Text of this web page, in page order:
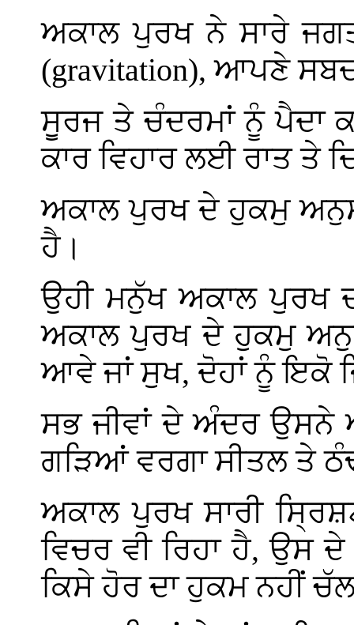
ਅਕਾਲ ਪੁਰਖ ਨੇ ਸਾਰੇ
(gravitation), ਆਪਣੇ
ਸੂਰਜ ਤੇ ਚੰਦਰਮਾਂ ਨੂੰ ਪੈਦਾ
ਕਾਰ ਵਿਹਾਰ ਲਈ ਰਾਤ ਤੇ
ਅਕਾਲ ਪੁਰਖ ਦੇ ਹੁਕਮੁ
ਹੈ।
ਉਹੀ ਮਨੁੱਖ ਅਕਾਲ ਪੁਰਖ
ਅਕਾਲ ਪੁਰਖ ਦੇ ਹੁਕਮੁ
ਆਵੇ ਜਾਂ ਸੁਖ, ਦੋਹਾਂ ਨੂੰ ਇਕੋ
ਸਭ ਜੀਵਾਂ ਦੇ ਅੰਦਰ ਉਸਨੇ
ਗੜਿਆਂ ਵਰਗਾ ਸੀਤਲ ਤੇ
ਅਕਾਲ ਪੁਰਖ ਸਾਰੀ
ਵਿਚਰ ਵੀ ਰਿਹਾ ਹੈ, ਉਸ
ਕਿਸੇ ਹੋਰ ਦਾ ਹੁਕਮ ਨਹੀਂ